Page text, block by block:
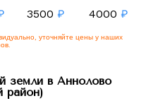
3500 ₽ 4000 ₽
уточняйте цены у наших
земли в Аннолово
район)